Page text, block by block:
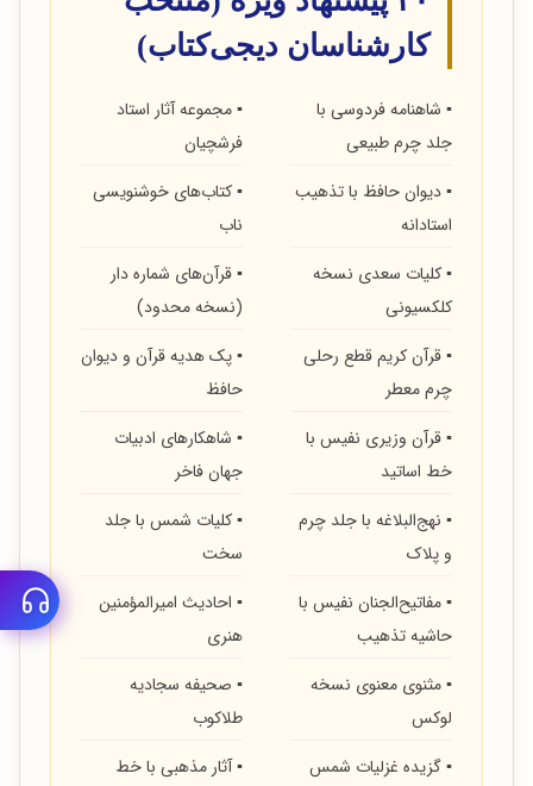
کارشناسان دیجی‌کتاب)
▪ شاهنامه فردوسی با
جلد چرم طبیعی
▪ دیوان حافظ با تذهیب
استادانه
▪ کلیات سعدی نسخه
کلکسیونی
▪ قرآن کریم قطع رحلی
چرم معطر
▪ قرآن وزیری نفیس با
خط اساتید
▪ نهج‌البلاغه با جلد چرم
و پلاک
▪ مفاتیح‌الجنان نفیس با
حاشیه تذهیب
▪ مثنوی معنوی نسخه
لوکس
▪ گزیده غزلیات شمس
▪ مجموعه آثار استاد
فرشچیان
▪ کتاب‌های خوشنویسی
ناب
▪ قرآن‌های شماره دار
(نسخه محدود)
▪ پک هدیه قرآن و دیوان
حافظ
▪ شاهکارهای ادبیات
جهان فاخر
▪ کلیات شمس با جلد
سخت
▪ احادیث امیرالمؤمنین
هنری
▪ صحیفه سجادیه
طلاکوب
▪ آثار مذهبی با خط